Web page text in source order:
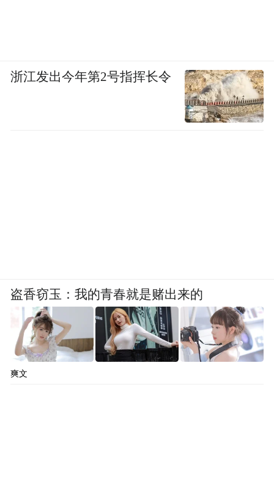
浙江发出今年第2号指挥长令
盗香窃玉：我的青春就是赌出来的
爽文